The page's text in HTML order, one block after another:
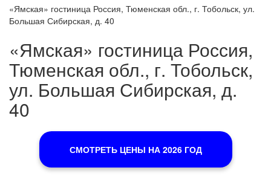
«Ямская» гостиница Россия, Тюменская обл., г. Тобольск, ул.
Большая Сибирская, д. 40
«Ямская» гостиница Россия,
Тюменская обл., г. Тобольск,
ул. Большая Сибирская, д.
40
СМОТРЕТЬ ЦЕНЫ НА 2026 ГОД